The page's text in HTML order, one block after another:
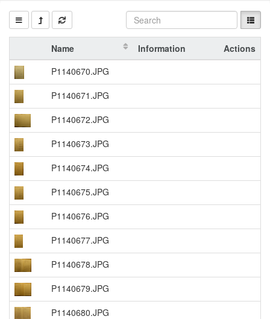
Name Information
Actions
P1140670.JPG
P1140671.JPG
P1140672.JPG
P1140673.JPG
P1140674.JPG
P1140675.JPG
P1140676.JPG
P1140677.JPG
P1140678.JPG
P1140679.JPG
P1140680.JPG